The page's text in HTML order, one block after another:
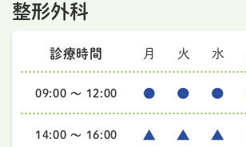
整形外科
診療時間 月 火 水
09:00 ～ 12:00
14:00 ～ 16:00